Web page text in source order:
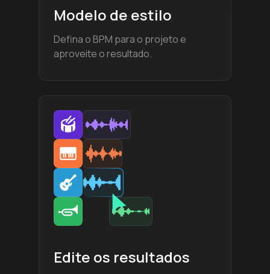
Modelo de estilo
Defina o BPM para o projeto e
aproveite o resultado.
Edite os resultados